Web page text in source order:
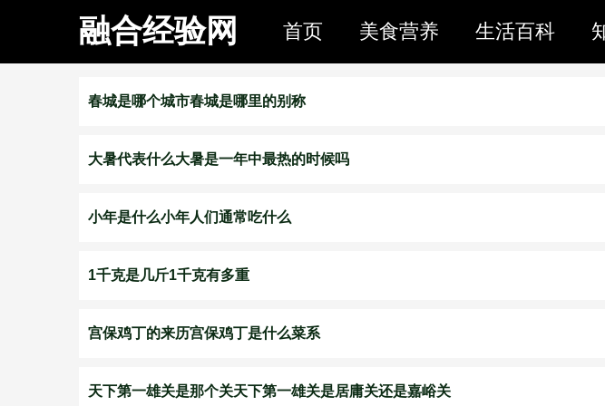
融合经验网 首页 美食营养 生活百科
春城是哪个城市春城是哪里的别称
大暑代表什么大暑是一年中最热的时候吗
小年是什么小年人们通常吃什么
​1千克是几斤1千克有多重
宫保鸡丁的来历宫保鸡丁是什么菜系
天下第一雄关是那个关天下第一雄关是居庸关还是嘉峪关